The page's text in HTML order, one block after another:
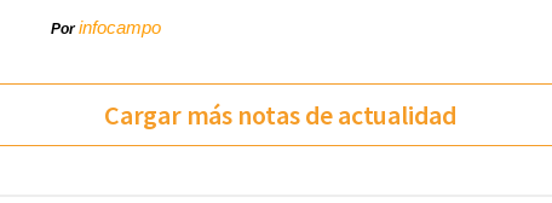
Porinfocampo
Cargar más notas de actualidad